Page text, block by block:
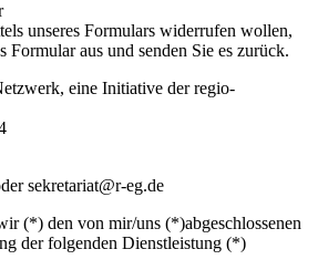
unseres Formulars widerrufen wollen,
Formular aus und senden Sie es zurück.
eine Initiative der regio-
sekretariat@r-eg.de
(*) den von mir/uns (*)abgeschlossenen
der folgenden Dienstleistung (*)